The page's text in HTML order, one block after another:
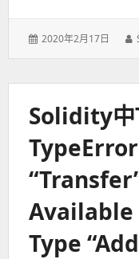
发
2020年2月17日
Solidity
Available
Type